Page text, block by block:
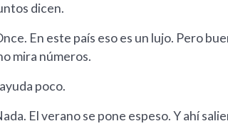
dicen.
En este país eso es un lujo. Pero
mira números.
poco.
El verano se pone espeso. Y ahí